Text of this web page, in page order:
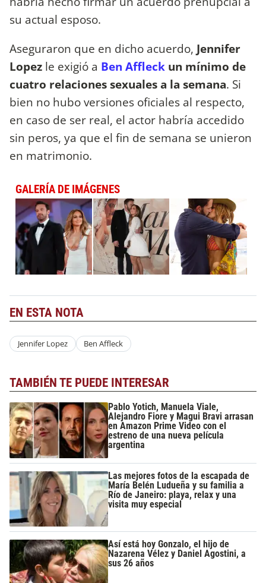
su actual esposo.
Aseguraron que en dicho acuerdo, Jennifer
Lopez le exigió a Ben Affleck un mínimo de
cuatro relaciones sexuales a la semana. Si
bien no hubo versiones oficiales al respecto,
en caso de ser real, el actor habría accedido
sin peros, ya que el fin de semana se unieron
en matrimonio.
GALERÍA DE IMÁGENES
EN ESTA NOTA
Jennifer Lopez Ben Affleck
TAMBIÉN TE PUEDE INTERESAR
Pablo Yotich, Manuela Viale,
Alejandro Fiore y Magui Bravi arrasan
en Amazon Prime Video con el
estreno de una nueva película
argentina
Las mejores fotos de la escapada de
María Belén Ludueña y su familia a
Río de Janeiro: playa, relax y una
visita muy especial
Así está hoy Gonzalo, el hijo de
Nazarena Vélez y Daniel Agostini, a
sus 26 años